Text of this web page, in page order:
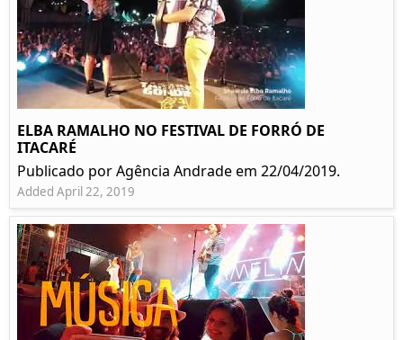
ELBA RAMALHO NO FESTIVAL DE FORRÓ DE
ITACARÉ
Publicado por Agência Andrade em 22/04/2019.
Added April 22, 2019